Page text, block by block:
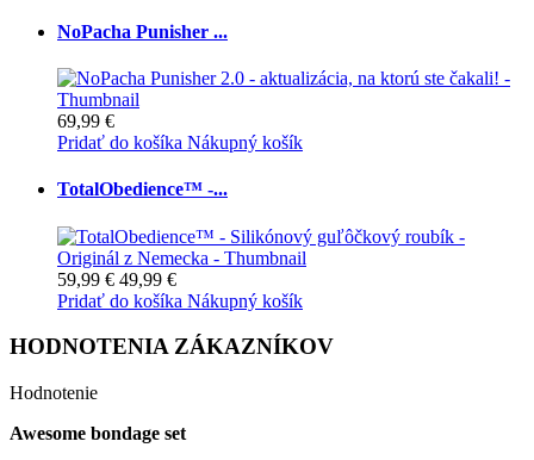
NoPacha Punisher ...
69,99 €
Pridať do košíka Nákupný košík
TotalObedience™ -...
59,99 € 49,99 €
Pridať do košíka Nákupný košík
HODNOTENIA ZÁKAZNÍKOV
Hodnotenie
Awesome bondage set